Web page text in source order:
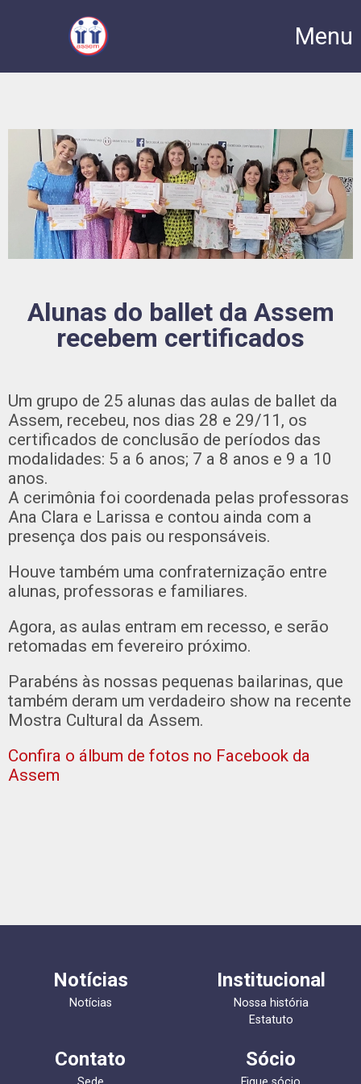
Menu
Alunas do ballet da Assem
recebem certificados
Um grupo de 25 alunas das aulas de ballet da
Assem, recebeu, nos dias 28 e 29/11, os
certificados de conclusão de períodos das
modalidades: 5 a 6 anos; 7 a 8 anos e 9 a 10
anos.
A cerimônia foi coordenada pelas professoras
Ana Clara e Larissa e contou ainda com a
presença dos pais ou responsáveis.
Houve também uma confraternização entre
alunas, professoras e familiares.
Agora, as aulas entram em recesso, e serão
retomadas em fevereiro próximo.
Parabéns às nossas pequenas bailarinas, que
também deram um verdadeiro show na recente
Mostra Cultural da Assem.
Confira o álbum de fotos no Facebook da
Assem
Notícias
Notícias
Institucional
Nossa história
Estatuto
Contato Sócio